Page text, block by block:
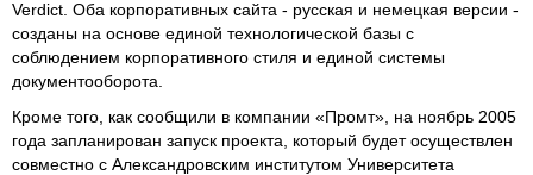
Verdict. Оба корпоративных сайта - русская и немецкая версии -
созданы на основе единой технологической базы с
соблюдением корпоративного стиля и единой системы
документооборота.
Кроме того, как сообщили в компании «Промт», на ноябрь 2005
года запланирован запуск проекта, который будет осуществлен
совместно с Александровским институтом Университета